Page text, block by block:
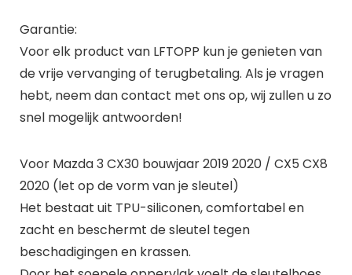
Garantie:
Voor elk product van LFTOPP kun je genieten van
de vrije vervanging of terugbetaling. Als je vragen
hebt, neem dan contact met ons op, wij zullen u zo
snel mogelijk antwoorden!
Voor Mazda 3 CX30 bouwjaar 2019 2020 / CX5 CX8
2020 (let op de vorm van je sleutel)
Het bestaat uit TPU-siliconen, comfortabel en
zacht en beschermt de sleutel tegen
beschadigingen en krassen.